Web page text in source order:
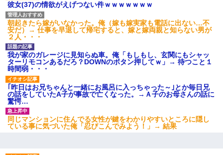
父が他界→父のフリン相手『どうか相続を放棄して下さい、昔の
ことは謝ります。ごめんなさい…』私「お子さんはフリン略奪婚
って知ってるの？」相手『 』結果→
9月に付き合い始めたけどこの、この人と結婚はないわと判断して
別れた。その元彼が交通事故で重体になっているらしく…
【衝撃】嫁父の会社に勤続１０年、手取り１４万 → 俺「２２万も
らえる会社から誘われた。転職したい」義父「クビ！（激怒」嫁
「離婚！（激怒」
妊娠中に「おいこのブタ女！てめー席譲れ！」と絡まれ腹を殴る
彼女(37)の情欲がえげつない件ｗｗｗｗｗｗｗ
朝起きたら嫁がいなかった。俺（嫁も嫁実家も電話に出ない…不
安だ）→ 仕事を早退して帰宅すると、嫁と嫁両親と知らない男が
２人・・・
我が家のガレージに見知らぬ車。俺「もしもし、玄関にもシャッ
ターリモコンあるだろ？DOWNのボタン押してｗ」→ 待つこと１
時間弱・・・
｢昨日はお兄ちゃんと一緒にお風呂に入っちゃった～｣とか毎日兄
の話をしていたA子が事故で亡くなった。→Ａ子のお母さんの話に
驚愕…
同じマンションに住んでる女性が鍵をわかりやすいところに隠し
ている事に気づいた俺「忍びこんでみよう！」→ 結果